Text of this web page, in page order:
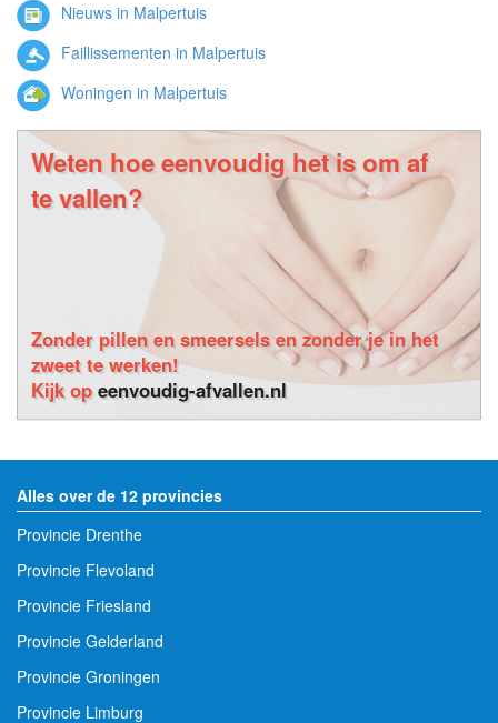
Nieuws in Malpertuis
Faillissementen in Malpertuis
Woningen in Malpertuis
Weten hoe eenvoudig het is om af
te vallen?
Zonder pillen en smeersels en zonder je in het
zweet te werken!
Kijk opeenvoudig-afvallen.nl
Alles over de 12 provincies
Provincie Drenthe
Provincie Flevoland
Provincie Friesland
Provincie Gelderland
Provincie Groningen
Provincie Limburg